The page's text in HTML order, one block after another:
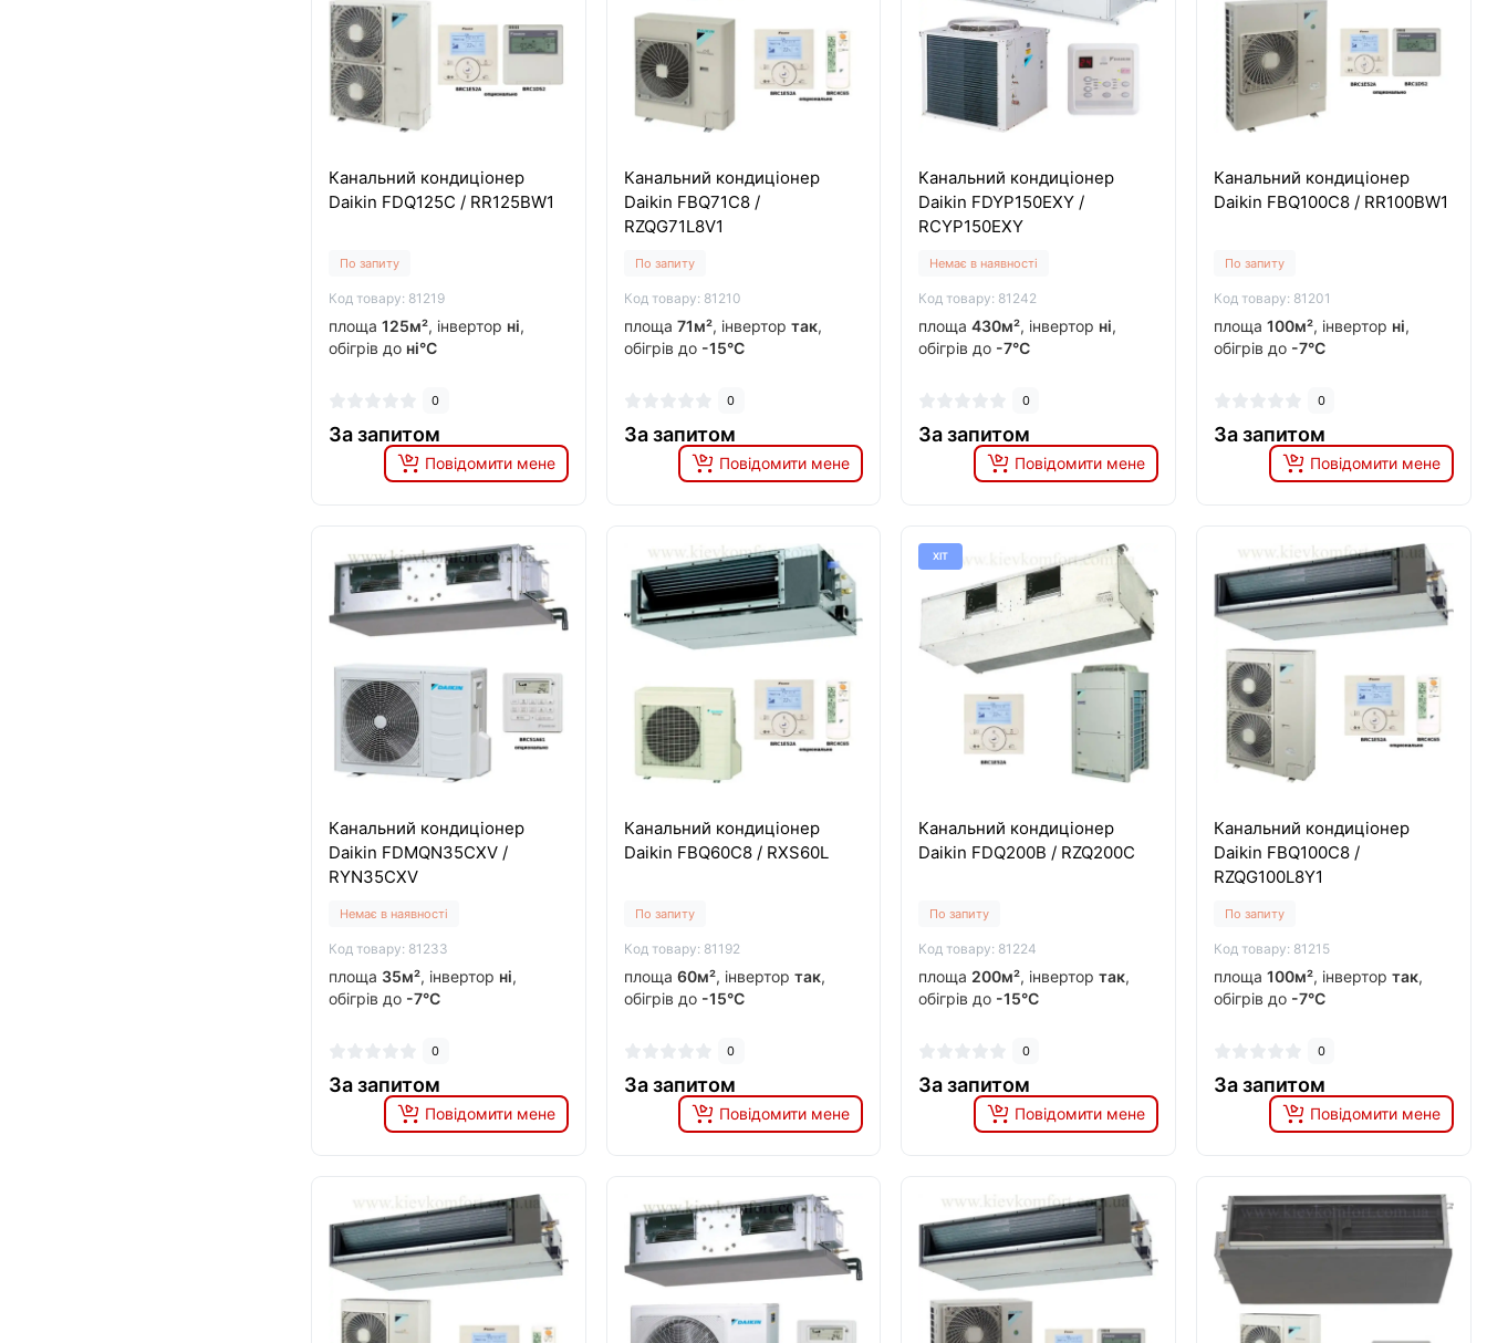
Канальний кондиціонер
Daikin FDQ125C / RR125BW1
По запиту
Код товару: 81219
площа 125м², інвертор ні,
обігрів до ні°C
0
За запитом
Повідомити мене
Канальний кондиціонер
Daikin FBQ71C8 /
RZQG71L8V1
По запиту
Код товару: 81210
площа 71м², інвертор так,
обігрів до -15°C
0
За запитом
Повідомити мене
Канальний кондиціонер
Daikin FDYP150EXY /
RCYP150EXY
Немає в наявності
Код товару: 81242
площа430м², інвертор ні,
обігрів до -7°C
0
За запитом
Повідомити мене
Канальний кондиціонер
Daikin FBQ100C8 / RR100BW1
По запиту
Код товару: 81201
площа100м², інвертор ні,
обігрів до -7°C
0
За запитом
Повідомити мене
Канальний кондиціонер
Daikin FDMQN35CXV /
RYN35CXV
Немає в наявності
Код товару: 81233
площа 35м², інвертор ні,
обігрів до -7°C
0
За запитом
Повідомити мене
Канальний кондиціонер
Daikin FBQ60C8 / RXS60L
По запиту
Код товару: 81192
площа 60м², інвертор так,
обігрів до -15°C
0
За запитом
Повідомити мене
ХІТ
Канальний кондиціонер
Daikin FDQ200B / RZQ200C
По запиту
Код товару: 81224
площа 200м², інвертортак,
обігрів до -15°C
0
За запитом
Повідомити мене
Канальний кондиціонер
Daikin FBQ100C8 /
RZQG100L8Y1
По запиту
Код товару: 81215
площа100м², інвертортак,
обігрів до -7°C
0
За запитом
Повідомити мене